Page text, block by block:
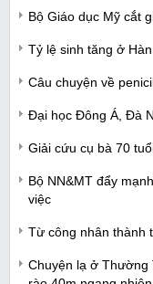
Bộ Giáo dục Mỹ cắt
Tỷ lệ sinh tăng ở
Câu chuyện về
Đại học Đông Á, Đà
Giải cứu cụ bà 70
Bộ NN&MT đẩy
việc
Từ công nhân thành
Chuyện lạ ở